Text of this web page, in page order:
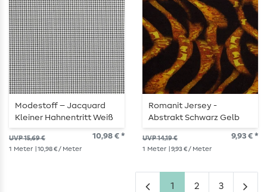
Modestoff – Jacquard
Kleiner Hahnentritt Weiß
Schwarz
UVP 15,69 € 10,98 € *
1 Meter | 10,98 € / Meter
Romanit Jersey -
Abstrakt Schwarz Gelb
UVP 14,19 € 9,93 € *
1 Meter | 9,93 € / Meter
1 2 3